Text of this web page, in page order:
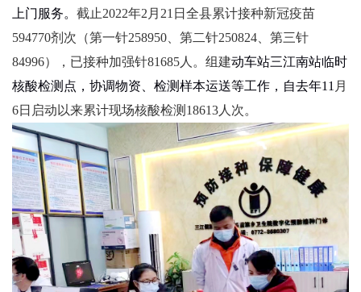
上门服务。 截止2022年2 月 21 日全县累计接种新冠疫苗
594770剂次（第一针258950、第二针250824、第三针
84996），已接种加强针81685人。组建动车站三江南站临时
核酸检测点，协调物资、检测样本运送等工作，自去年11 月
6日启动以来累计现场核酸检测 18613人次。